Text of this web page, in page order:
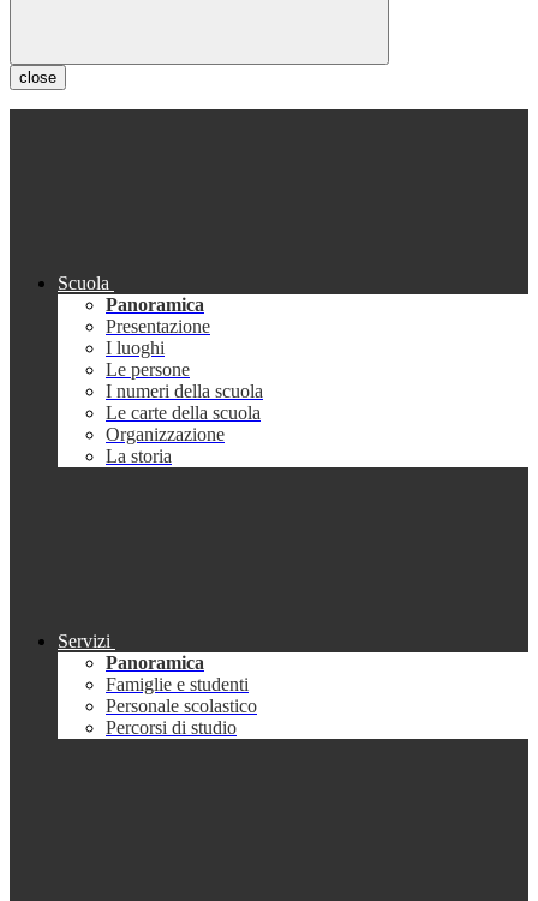
close
Scuola
Panoramica
Presentazione
I luoghi
Le persone
I numeri della scuola
Le carte della scuola
Organizzazione
La storia
Servizi
Panoramica
Famiglie e studenti
Personale scolastico
Percorsi di studio